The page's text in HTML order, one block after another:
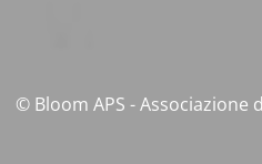
© Bloom APS - Associazione